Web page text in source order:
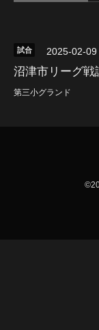
試合 2025-02-
沼津市リーグ戦
第三小グランド